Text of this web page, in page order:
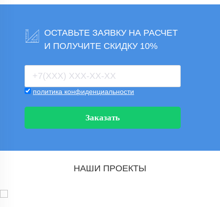
ОСТАВЬТЕ ЗАЯВКУ НА РАСЧЕТ
И ПОЛУЧИТЕ СКИДКУ 10%
политика конфиденциальности
Заказать
НАШИ ПРОЕКТЫ